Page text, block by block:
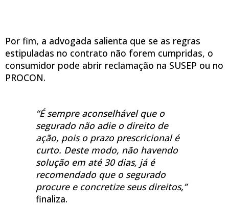
Por fim, a advogada salienta que se as regras
estipuladas no contrato não forem cumpridas, o
consumidor pode abrir reclamação na SUSEP ou no
PROCON.
“É sempre aconselhável que o
segurado não adie o direito de
ação, pois o prazo prescricional é
curto. Deste modo, não havendo
solução em até 30 dias, já é
recomendado que o segurado
procure e concretize seus direitos,”
finaliza.